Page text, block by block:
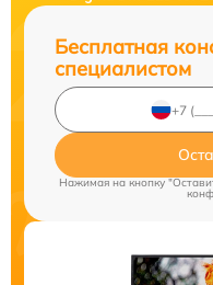
Бесплатная
специалистом
Нажимая на кнопку